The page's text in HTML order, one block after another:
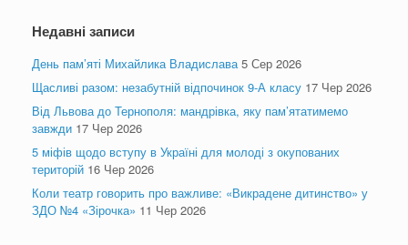
Недавні записи
День пам’яті Михайлика Владислава 5 Сер 2026
Щасливі разом: незабутній відпочинок 9-А класу 17 Чер 2026
Від Львова до Тернополя: мандрівка, яку пам’ятатимемо
завжди 17 Чер 2026
5 міфів щодо вступу в Україні для молоді з окупованих
територій 16 Чер 2026
Коли театр говорить про важливе: «Викрадене дитинство» у
ЗДО №4 «Зірочка» 11 Чер 2026